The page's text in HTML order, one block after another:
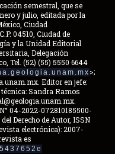
semestral, que se
y julio, editada por la
Ciudad
04510, Ciudad de
y la Unidad Editorial
Delegación
Tel. (52) (55) 5550 6644
>;
Editor en jefe:
Sandra Ramos
04-2022-072810185500-
Derecho de Autor, ISSN
electrónica): 2007-
es